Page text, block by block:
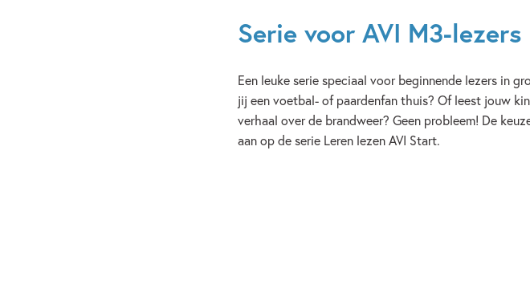
Serie voor AVI M3-lezers
Een leuke serie speciaal voor beginnende lezers in
jij een voetbal- of paardenfan thuis? Of leest jouw
verhaal over de brandweer? Geen probleem! De
aan op de serie Leren lezen AVI Start.